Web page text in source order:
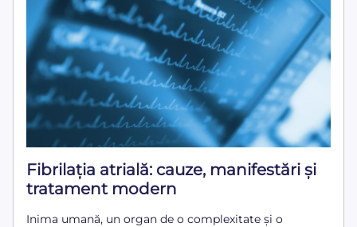
Fibrilația atrială: cauze, manifestări și
tratament modern
Inima umană, un organ de o complexitate și o